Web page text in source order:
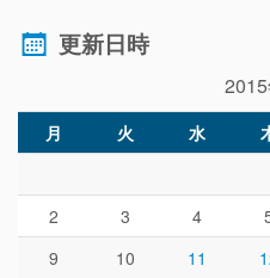
更新日時
月 火 水
2
3 4
9
10 11